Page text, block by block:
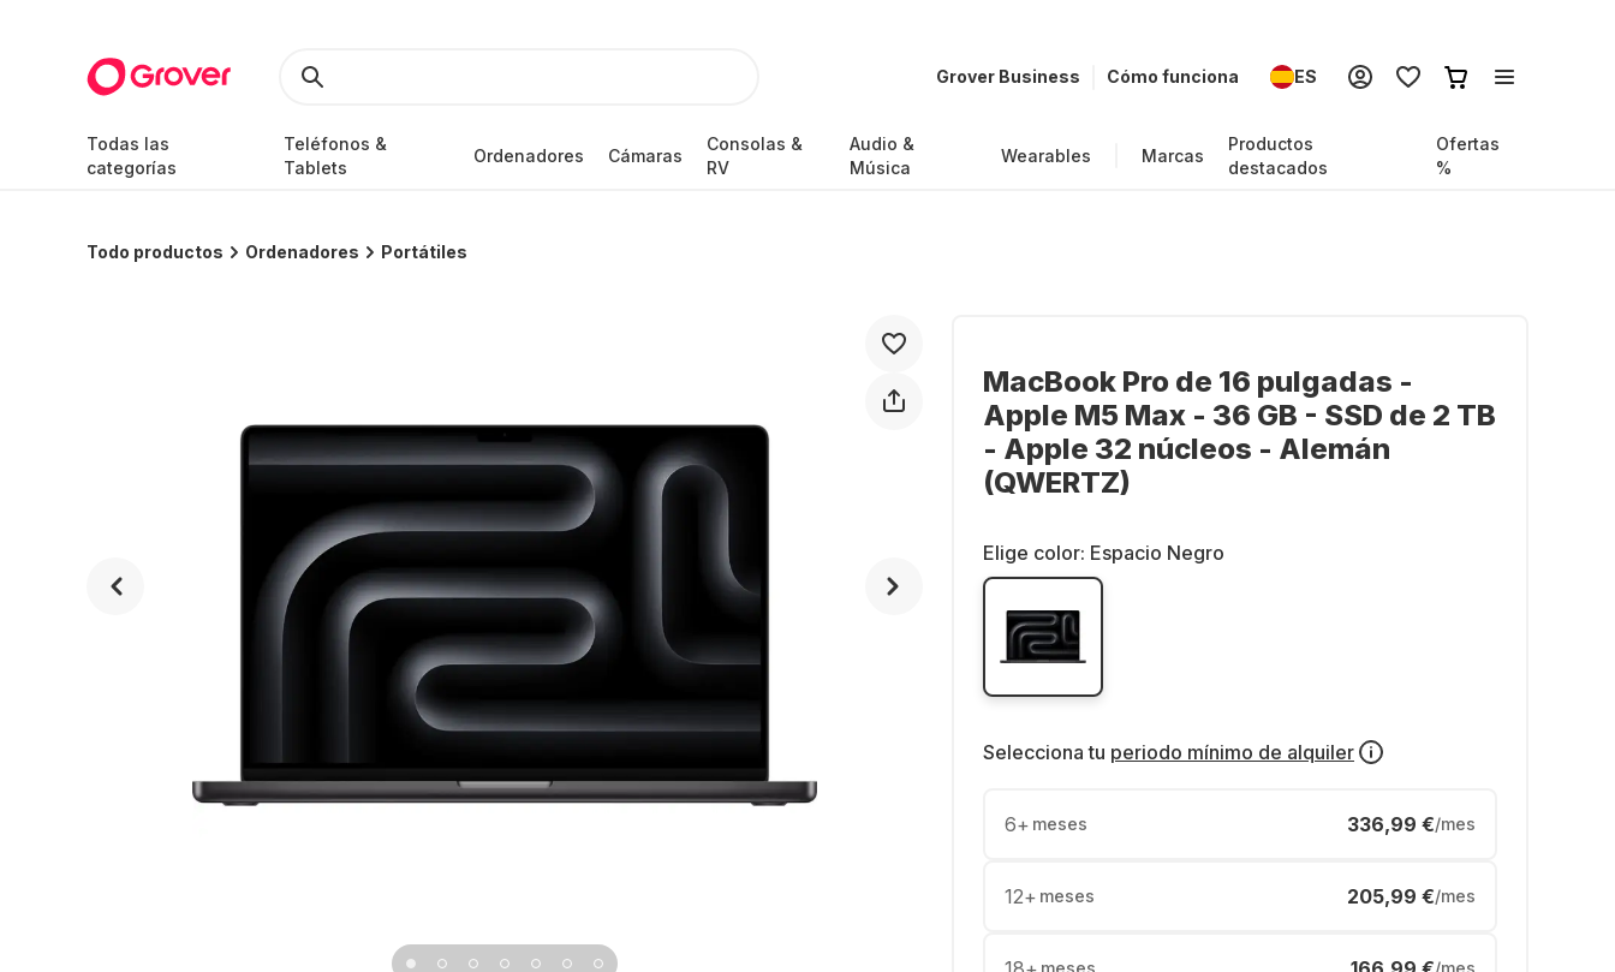
Grover Business Cómo funciona ES
Todas las
categorías
Teléfonos &
Tablets
Ordenadores Cámaras
Consolas &
RV
Audio &
Música
Wearables Marcas
Productos
destacados
Ofertas
%
Todo productos Ordenadores Portátiles
MacBook Pro de 16 pulgadas -
Apple M5 Max - 36 GB - SSD de 2 TB
- Apple 32 núcleos - Alemán
(QWERTZ)
Elige color: Espacio Negro
Selecciona tu periodo mínimo de alquiler
6+ meses 336,99 €/mes
12+ meses 205,99 €/mes
meses /mes